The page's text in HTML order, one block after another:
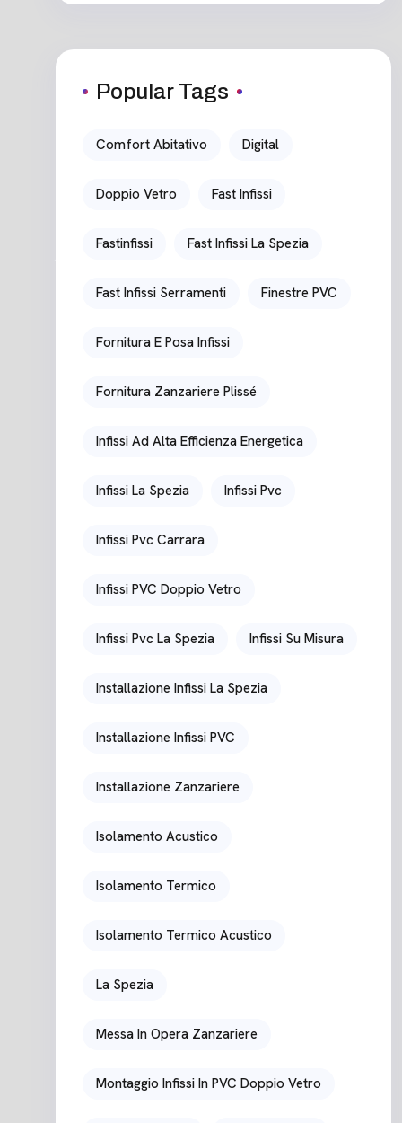
Popular Tags
Comfort Abitativo Digital
Doppio Vetro Fast Infissi
Fastinfissi Fast Infissi La Spezia
Fast Infissi Serramenti Finestre PVC
Fornitura E Posa Infissi
Fornitura Zanzariere Plissé
Infissi Ad Alta Efficienza Energetica
Infissi La Spezia Infissi Pvc
Infissi Pvc Carrara
Infissi PVC Doppio Vetro
Infissi Pvc La Spezia Infissi Su Misura
Installazione Infissi La Spezia
Installazione Infissi PVC
Installazione Zanzariere
Isolamento Acustico
Isolamento Termico
Isolamento Termico Acustico
La Spezia
Messa In Opera Zanzariere
Montaggio Infissi In PVC Doppio Vetro